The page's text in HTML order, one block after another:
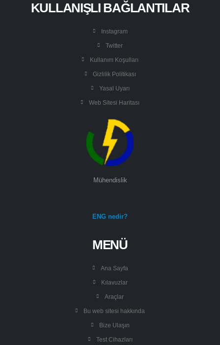
KULLANIŞLI BAĞLANTILAR
Instagram
Twitter
Kullanım Koşulları
Gizlilik Politikası
Yasal Uyarı
Web Sitesi Haritası
Mühendislik
ENG nedir?
MENÜ
Ana Sayfa
Kılavuzlar
Araçlar
Bu web sitesi hakkında
Bize Ulaşın
Test Cihazları